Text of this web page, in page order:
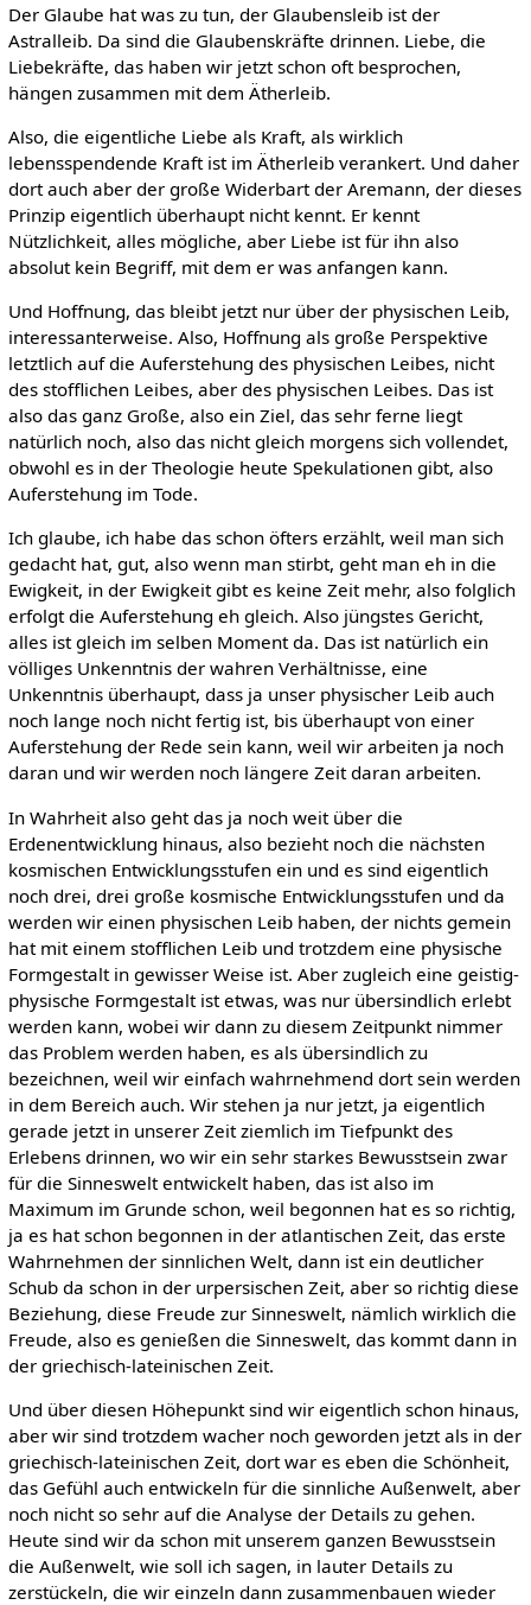
Der Glaube hat was zu tun, der Glaubensleib ist der
Astralleib. Da sind die Glaubenskräfte drinnen. Liebe, die
Liebekräfte, das haben wir jetzt schon oft besprochen,
hängen zusammen mit dem Ätherleib.
Also, die eigentliche Liebe als Kraft, als wirklich
lebensspendende Kraft ist im Ätherleib verankert. Und daher
dort auch aber der große Widerbart der Aremann, der dieses
Prinzip eigentlich überhaupt nicht kennt. Er kennt
Nützlichkeit, alles mögliche, aber Liebe ist für ihn also
absolut kein Begriff, mit dem er was anfangen kann.
Und Hoffnung, das bleibt jetzt nur über der physischen Leib,
interessanterweise. Also, Hoffnung als große Perspektive
letztlich auf die Auferstehung des physischen Leibes, nicht
des stofflichen Leibes, aber des physischen Leibes. Das ist
also das ganz Große, also ein Ziel, das sehr ferne liegt
natürlich noch, also das nicht gleich morgens sich vollendet,
obwohl es in der Theologie heute Spekulationen gibt, also
Auferstehung im Tode.
Ich glaube, ich habe das schon öfters erzählt, weil man sich
gedacht hat, gut, also wenn man stirbt, geht man eh in die
Ewigkeit, in der Ewigkeit gibt es keine Zeit mehr, also folglich
erfolgt die Auferstehung eh gleich. Also jüngstes Gericht,
alles ist gleich im selben Moment da. Das ist natürlich ein
völliges Unkenntnis der wahren Verhältnisse, eine
Unkenntnis überhaupt, dass ja unser physischer Leib auch
noch lange noch nicht fertig ist, bis überhaupt von einer
Auferstehung der Rede sein kann, weil wir arbeiten ja noch
daran und wir werden noch längere Zeit daran arbeiten.
In Wahrheit also geht das ja noch weit über die
Erdenentwicklung hinaus, also bezieht noch die nächsten
kosmischen Entwicklungsstufen ein und es sind eigentlich
noch drei, drei große kosmische Entwicklungsstufen und da
werden wir einen physischen Leib haben, der nichts gemein
hat mit einem stofflichen Leib und trotzdem eine physische
Formgestalt in gewisser Weise ist. Aber zugleich eine geistig-
physische Formgestalt ist etwas, was nur übersindlich erlebt
werden kann, wobei wir dann zu diesem Zeitpunkt nimmer
das Problem werden haben, es als übersindlich zu
bezeichnen, weil wir einfach wahrnehmend dort sein werden
in dem Bereich auch. Wir stehen ja nur jetzt, ja eigentlich
gerade jetzt in unserer Zeit ziemlich im Tiefpunkt des
Erlebens drinnen, wo wir ein sehr starkes Bewusstsein zwar
für die Sinneswelt entwickelt haben, das ist also im
Maximum im Grunde schon, weil begonnen hat es so richtig,
ja es hat schon begonnen in der atlantischen Zeit, das erste
Wahrnehmen der sinnlichen Welt, dann ist ein deutlicher
Schub da schon in der urpersischen Zeit, aber so richtig diese
Beziehung, diese Freude zur Sinneswelt, nämlich wirklich die
Freude, also es genießen die Sinneswelt, das kommt dann in
der griechisch-lateinischen Zeit.
Und über diesen Höhepunkt sind wir eigentlich schon hinaus,
aber wir sind trotzdem wacher noch geworden jetzt als in der
griechisch-lateinischen Zeit, dort war es eben die Schönheit,
das Gefühl auch entwickeln für die sinnliche Außenwelt, aber
noch nicht so sehr auf die Analyse der Details zu gehen.
Heute sind wir da schon mit unserem ganzen Bewusstsein
die Außenwelt, wie soll ich sagen, in lauter Details zu
zerstückeln, die wir einzeln dann zusammenbauen wieder